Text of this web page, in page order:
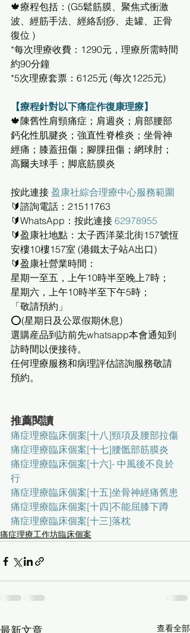
🍁療程包括：(G5鬆筋膜、聚焦式衝激
波、經筋手法、經絡刮痧、走罐、正骨
復位 )
*每次理療收費：1290元，理療所需時間
約90分鐘
*5次理療套票：6125元 (每次1225元)
【療程針對以下痛症作復康理療】
🍁陳舊性肩頸痛症；肩週炎；肩部腰部
鈣化性肌腱炎；強直性脊椎炎；坐骨神
經痛；膝蓋扭傷；腳腂扭傷；網球肘；
高爾夫球手；脚底筋膜炎
按此連接 盈康社綜合理療中心服務範圍
🔰諮詢電話：21511763
🔰WhatsApp：按此連接 62978955
🔰盈康社地點：太子西洋菜北街157號恆
安樓10樓157室 (港鐵太子站A出口)
🔰盈康社營業時間：
星期一至五，上午10時半至晚上7時；
星期六，上午10時半至下午5時；
「敬請預約」
⭕(星期日及公眾假期休息)
選購産品到訪前先whatsapp本會通知到
訪時間以便接待。
任何理療服務和病理評估諮詢服務敬請
預約。
推薦閱讀
痛症理療臨床個案[十八]頸項及腰部拉傷
痛症理療臨床個案[十七]腰骶部筋膜炎
痛症理療臨床個案[十六]- 中風後不良於
行
痛症理療臨床個案[十五]坐骨神經痛舊患
痛症理療臨床個案[十四]不能屈膝下蹲
痛症理療臨床個案[十三]落枕
痛症理療工作坊臨床個案
查看全部